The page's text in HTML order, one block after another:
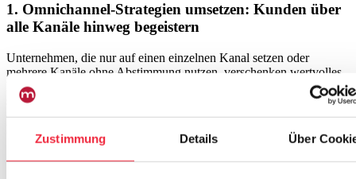
Zustimmung Details Über
1. Omnichannel-Strategien umsetzen: Kunden über
alle Kanäle hinweg begeistern
Unternehmen, die nur auf einen einzelnen Kanal setzen oder
mehrere Kanäle ohne Abstimmung nutzen, verschenken wertvolles
Potenzial. Ein Omnichannel-Ansatz sorgt dafür, dass alle Kanäle –
sowohl online als auch offline – optimal ineinandergreifen. So bleibt
das Kundenerlebnis über sämtliche Kontaktpunkte hinweg
konsistent, was die Kundenbindung erheblich stärkt. Laut einer
Studie von Softtek können Unternehmen mit Omnichannel-
Strategien bis zu 89 % ihrer Kunden langfristig halten.